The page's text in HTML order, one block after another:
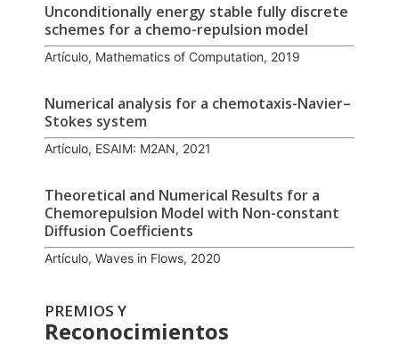
Unconditionally energy stable fully discrete
schemes for a chemo-repulsion model
Artículo, Mathematics of Computation, 2019
Numerical analysis for a chemotaxis-Navier–
Stokes system
Artículo, ESAIM: M2AN, 2021
Theoretical and Numerical Results for a
Chemorepulsion Model with Non-constant
Diffusion Coefficients
Artículo, Waves in Flows, 2020
PREMIOS Y
Reconocimientos